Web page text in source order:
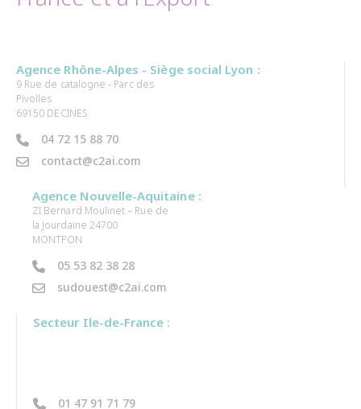
Agence Rhône-Alpes - Siège social Lyon :
9 Rue de catalogne - Parc des
Pivolles
69150 DECINES
04 72 15 88 70
contact@c2ai.com
Agence Nouvelle-Aquitaine :
ZI Bernard Moulinet – Rue de
la Jourdaine 24700
MONTPON
05 53 82 38 28
sudouest@c2ai.com
Secteur Ile-de-France :
01 47 91 71 79